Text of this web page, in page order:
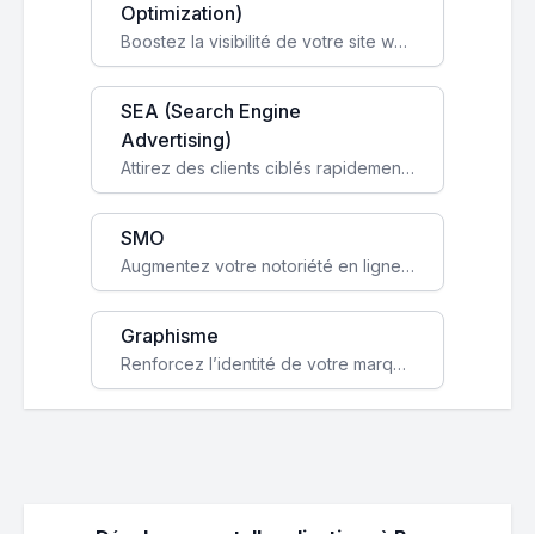
Optimization)
Boostez la visibilité de votre site web sur Google et attirez du trafic qualifié grâce à nos stratégies SEO.
SEA (Search Engine
Advertising)
Attirez des clients ciblés rapidement avec des campagnes publicitaires payantes optimisées pour vos objectifs.
SMO
Augmentez votre notoriété en ligne et stimulez la croissance de votre entreprise grâce à une stratégie sociale sur mesure.
Graphisme
Renforcez l’identité de votre marque avec un design unique qui capte l’attention et engage vos clients.